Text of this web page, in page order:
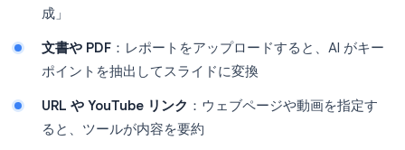
成」
文書や PDF ：レポートをアップロードすると、AI がキー
ポイントを抽出してスライドに変換
URL や YouTube リンク ：ウェブページや動画を指定す
ると、ツールが内容を要約